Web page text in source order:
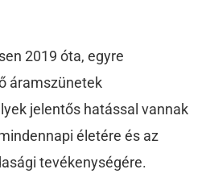
2019 óta, egyre
áramszünetek
jelentős hatással vannak
életére és az
tevékenységére.